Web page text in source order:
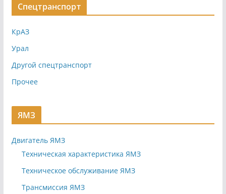
Спецтранспорт
КрАЗ
Урал
Другой спецтранспорт
Прочее
ЯМЗ
Двигатель ЯМЗ
Техническая характеристика ЯМЗ
Техническое обслуживание ЯМЗ
Трансмиссия ЯМЗ